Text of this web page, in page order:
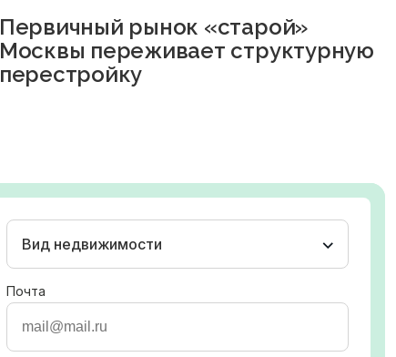
Первичный рынок «старой»
Москвы переживает структурную
перестройку
Вид недвижимости
Почта